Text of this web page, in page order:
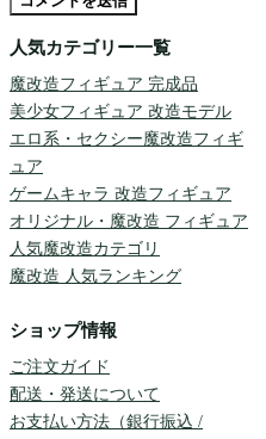
人気カテゴリー一覧
魔改造フィギュア 完成品
美少女フィギュア 改造モデル
エロ系・セクシー魔改造フィギ
ュア
ゲームキャラ 改造フィギュア
オリジナル・魔改造 フィギュア
人気魔改造カテゴリ
魔改造 人気ランキング
ショップ情報
ご注文ガイド
配送・発送について
お支払い方法（銀行振込 /